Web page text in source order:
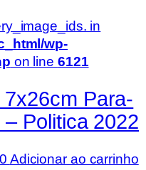
in
wp-
on line 6121
Para-
Politica 2022
O
Adicionar ao carrinho